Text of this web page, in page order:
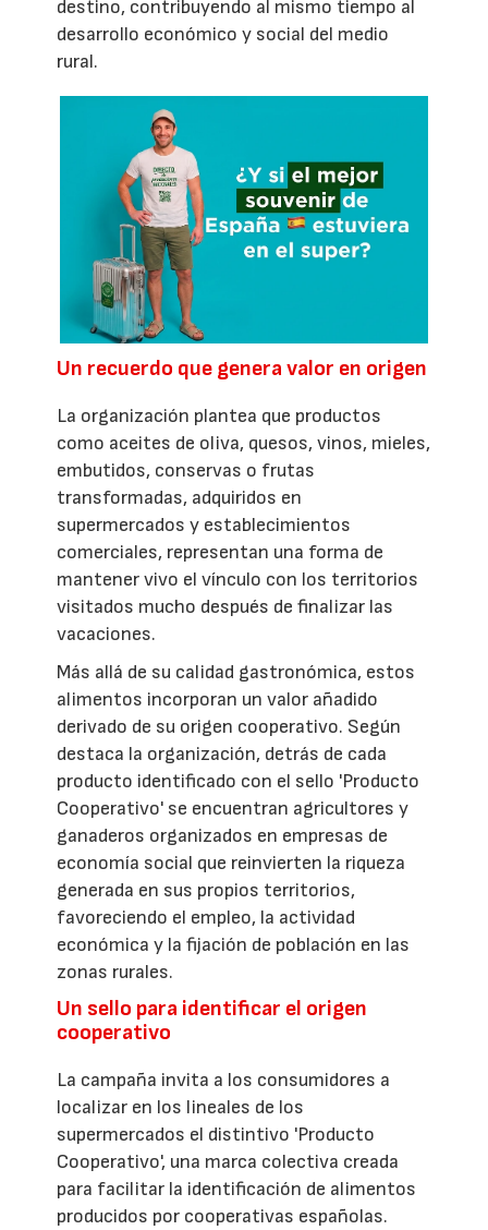
destino, contribuyendo al mismo tiempo al
desarrollo económico y social del medio
rural.
Un recuerdo que genera valor en origen
La organización plantea que productos
como aceites de oliva, quesos, vinos, mieles,
embutidos, conservas o frutas
transformadas, adquiridos en
supermercados y establecimientos
comerciales, representan una forma de
mantener vivo el vínculo con los territorios
visitados mucho después de finalizar las
vacaciones.
Más allá de su calidad gastronómica, estos
alimentos incorporan un valor añadido
derivado de su origen cooperativo. Según
destaca la organización, detrás de cada
producto identificado con el sello 'Producto
Cooperativo' se encuentran agricultores y
ganaderos organizados en empresas de
economía social que reinvierten la riqueza
generada en sus propios territorios,
favoreciendo el empleo, la actividad
económica y la fijación de población en las
zonas rurales.
Un sello para identificar el origen
cooperativo
La campaña invita a los consumidores a
localizar en los lineales de los
supermercados el distintivo 'Producto
Cooperativo', una marca colectiva creada
para facilitar la identificación de alimentos
producidos por cooperativas españolas.